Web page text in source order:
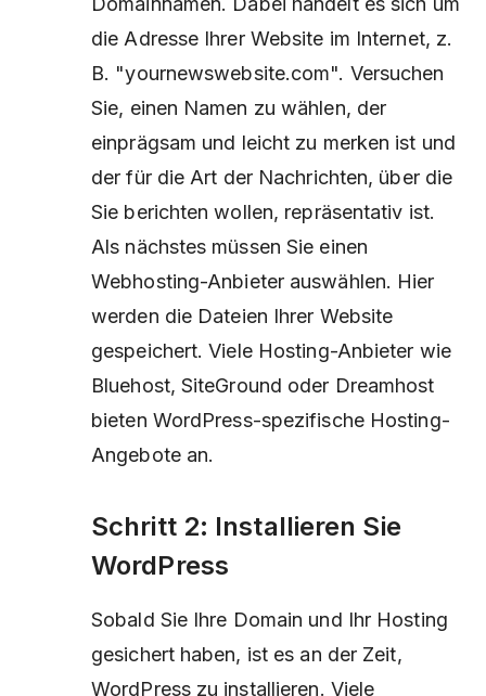
die Adresse Ihrer Website im Internet, z.
B. "yournewswebsite.com". Versuchen
Sie, einen Namen zu wählen, der
einprägsam und leicht zu merken ist und
der für die Art der Nachrichten, über die
Sie berichten wollen, repräsentativ ist.
Als nächstes müssen Sie einen
Webhosting-Anbieter auswählen. Hier
werden die Dateien Ihrer Website
gespeichert. Viele Hosting-Anbieter wie
Bluehost, SiteGround oder Dreamhost
bieten WordPress-spezifische Hosting-
Angebote an.
Schritt 2: Installieren Sie
WordPress
Sobald Sie Ihre Domain und Ihr Hosting
gesichert haben, ist es an der Zeit,
WordPress zu installieren. Viele